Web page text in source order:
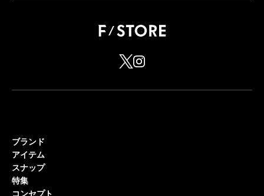
ブランド
アイテム
スナップ
特集
コンセプト